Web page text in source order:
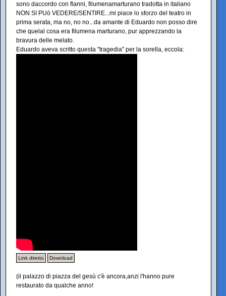
sono daccordo con flanni, filumenamarturano tradotta in italiano
NON SI PUò VEDERE/SENTIRE...mi piace lo sforzo del teatro in
prima serata, ma no, no no...da amante di Eduardo non posso dire
che quelal cosa era filumena marturano, pur apprezzando la
bravura delle melato.
Eduardo aveva scritto questa "tragedia" per la sorella, eccola:
Link diretto Download
(il palazzo di piazza del gesù c'è ancora,anzi l'hanno pure
restaurato da qualche anno!